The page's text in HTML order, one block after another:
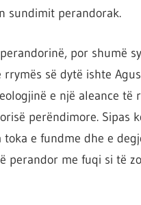
sundimit perandorak.
por shumë
së dytë ishte
e një aleance të
perëndimore. Sipas
e fundme dhe e
perandor me fuqi si të